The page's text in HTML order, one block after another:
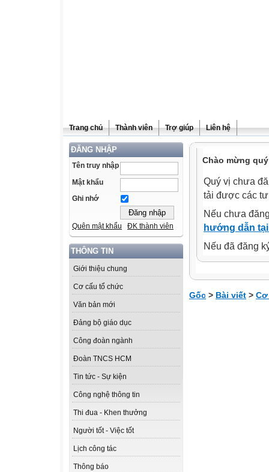
Trang chủ Thành viên Trợ giúp Liên hệ
ĐĂNG NHẬP
Tên truy nhập
Mật khẩu
Ghi nhớ
Quên mật khẩu ĐK thành viên
THÔNG TIN
Giới thiệu chung
Cơ cấu tổ chức
Văn bản mới
Đảng bộ giáo dục
Công đoàn ngành
Đoàn TNCS HCM
Tin tức - Sự kiện
Công nghệ thông tin
Thi đua - Khen thưởng
Người tốt - Việc tốt
Lịch công tác
Thông báo
Chào mừng
Quý vị chưa
tải được các
Nếu chưa
hướng dẫn
Nếu đã đăng
Gốc > Bài viết >